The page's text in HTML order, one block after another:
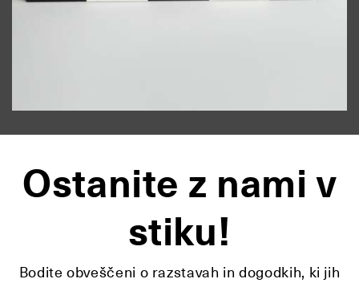
Ostanite z nami v
stiku!
Bodite obveščeni o razstavah in dogodkih, ki jih